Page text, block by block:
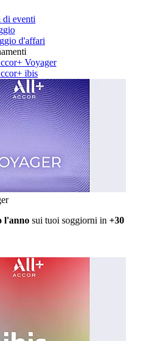
di eventi
d'affari
Voyager
ibis
l'anno sui tuoi soggiorni in +30